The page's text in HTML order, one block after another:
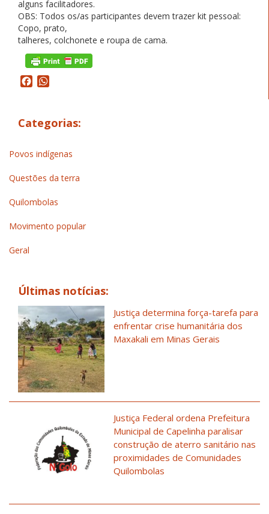
alguns facilitadores.
OBS: Todos os/as participantes devem trazer kit pessoal:
Copo, prato,
talheres, colchonete e roupa de cama.
Facebook
Categorias:
Povos indígenas
Questões da terra
Quilombolas
Movimento popular
Geral
Últimas notícias:
Justiça determina força-tarefa para
enfrentar crise humanitária dos
Maxakali em Minas Gerais
Justiça Federal ordena Prefeitura
Municipal de Capelinha paralisar
construção de aterro sanitário nas
proximidades de Comunidades
Quilombolas